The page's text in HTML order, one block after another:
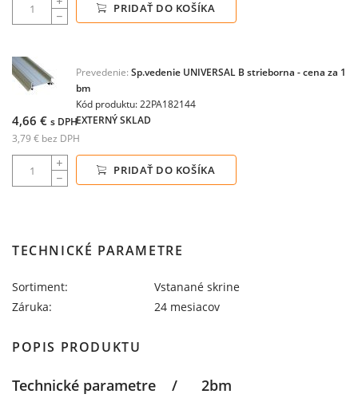
PRIDAŤ DO KOŠÍKA
Prevedenie: Sp.vedenie UNIVERSAL B strieborna - cena za 1
bm
Kód produktu: 22PA182144
EXTERNÝ SKLAD
4,66 € s DPH
3,79 € bez DPH
PRIDAŤ DO KOŠÍKA
TECHNICKÉ PARAMETRE
Sortiment:
Vstanané skrine
Záruka:
24 mesiacov
POPIS PRODUKTU
Technické parametre / 2bm